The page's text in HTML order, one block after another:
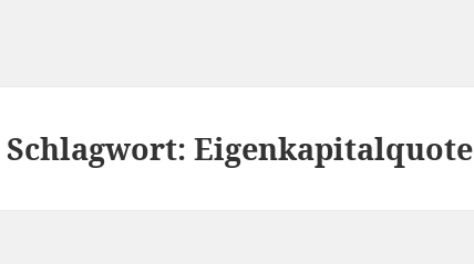
Schlagwort:Eigenkapitalquote